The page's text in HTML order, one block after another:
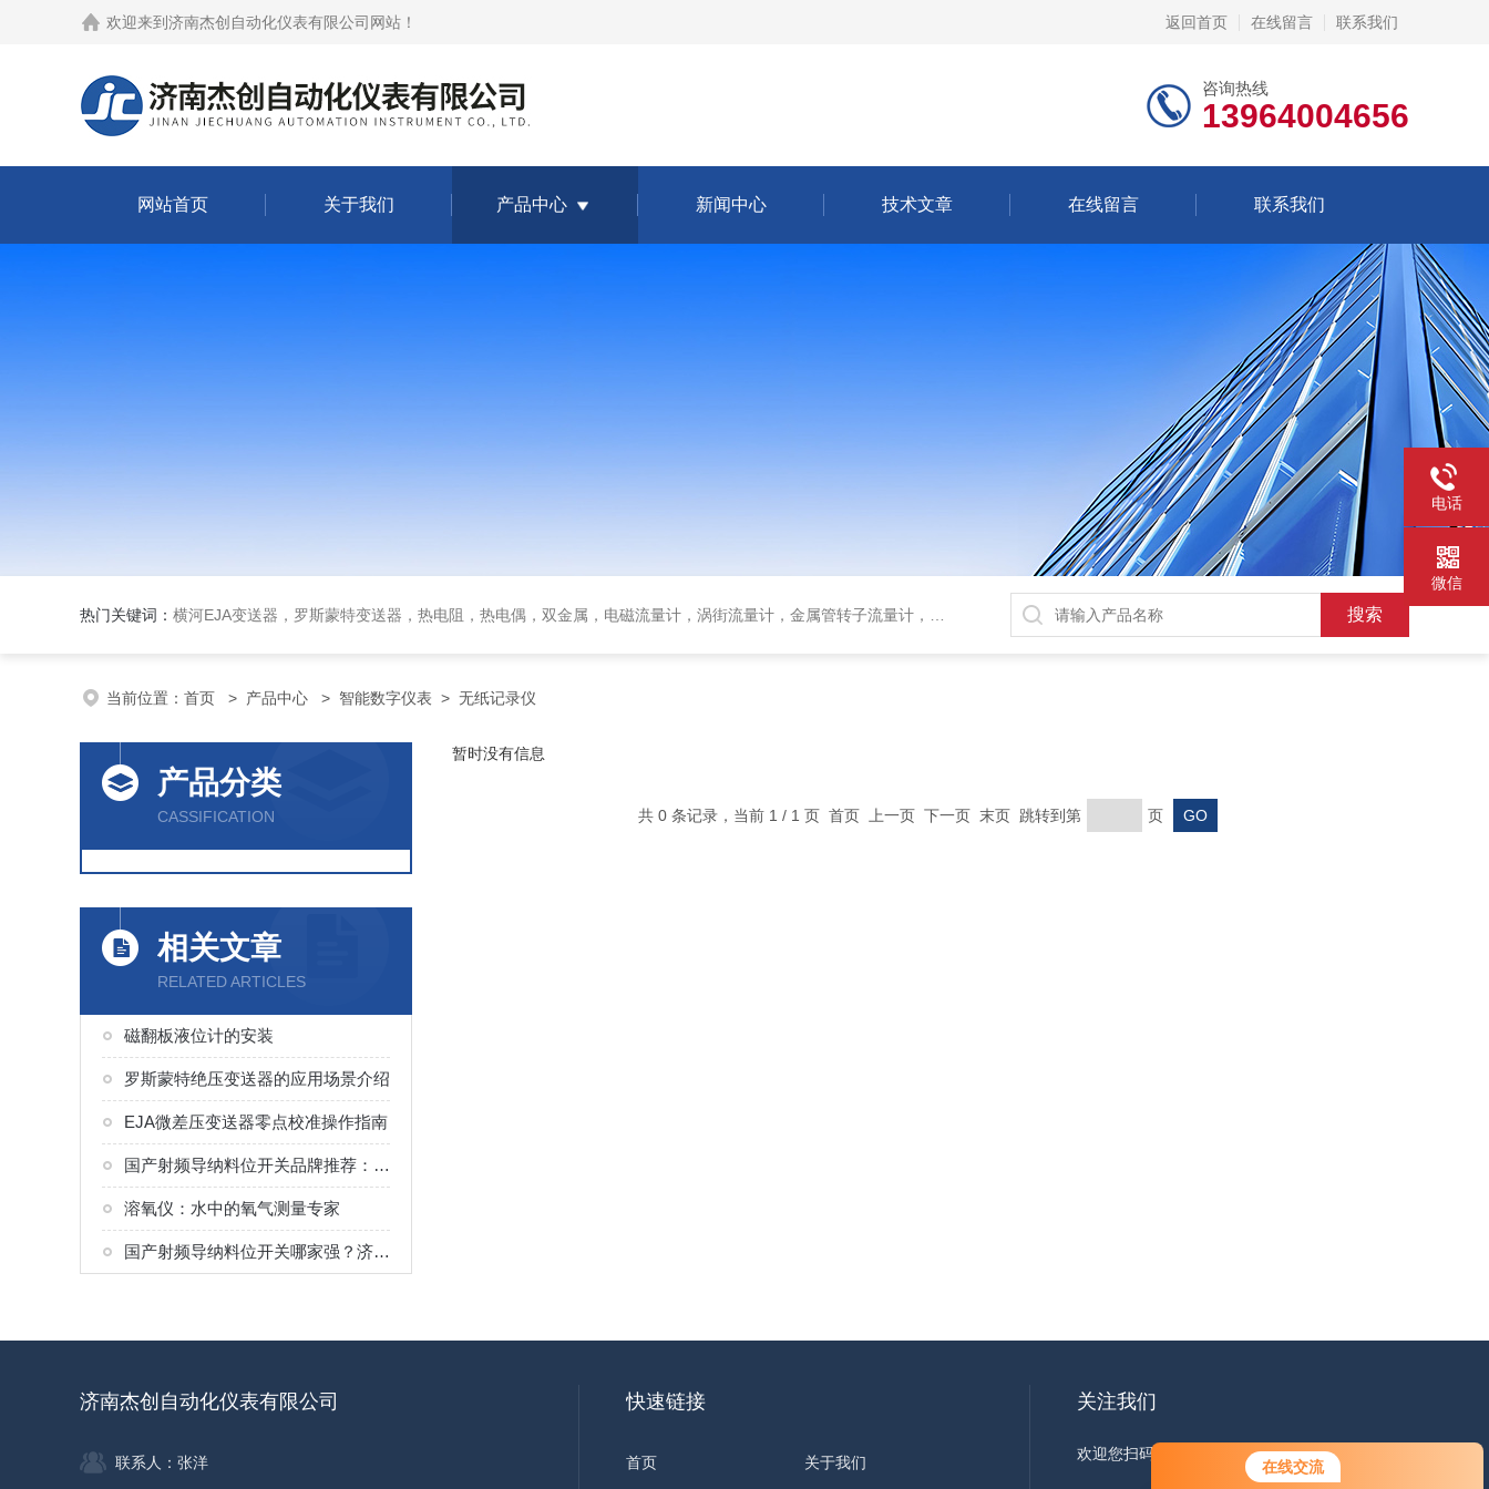
在线交流
欢迎来到 济南杰创自动化仪表有限公司网站 ！ 返回首页 在线留言 联系我们
咨询热线
13964004656
网站首页 关于我们 产品中心 新闻中心 技术文章 在线留言 联系我们
热门关键词： 横河EJA变送器，罗斯蒙特变送器，热电阻，热电偶，双金属，电磁流量计，涡街流量计，金属管转子流量计，磁翻板液位计，超声波液位计
当前位置： 首页 > 产品中心 > 智能数字仪表 > 无纸记录仪
产品分类
CASSIFICATION
相关文章
RELATED ARTICLES
磁翻板液位计的安装
罗斯蒙特绝压变送器的应用场景介绍
EJA微差压变送器零点校准操作指南
国产射频导纳料位开关品牌推荐：济南杰创自动化仪表应用场景说明
溶氧仪：水中的氧气测量专家
国产射频导纳料位开关哪家强？济南杰创：用实力说话，以口碑见证
暂时没有信息
共 0 条记录，当前 1 / 1 页 首页 上一页 下一页 末页 跳转到第 页
济南杰创自动化仪表有限公司
联系人：张洋
快速链接
首页 关于我们
关注我们
欢迎您扫码加微信了解更多信息
电话
微信